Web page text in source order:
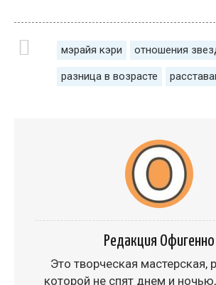
мэрайя кэри отношения
разница в возрасте
Редакция Офигенно
Это творческая мастерская,
которой не спят днем и ночью,